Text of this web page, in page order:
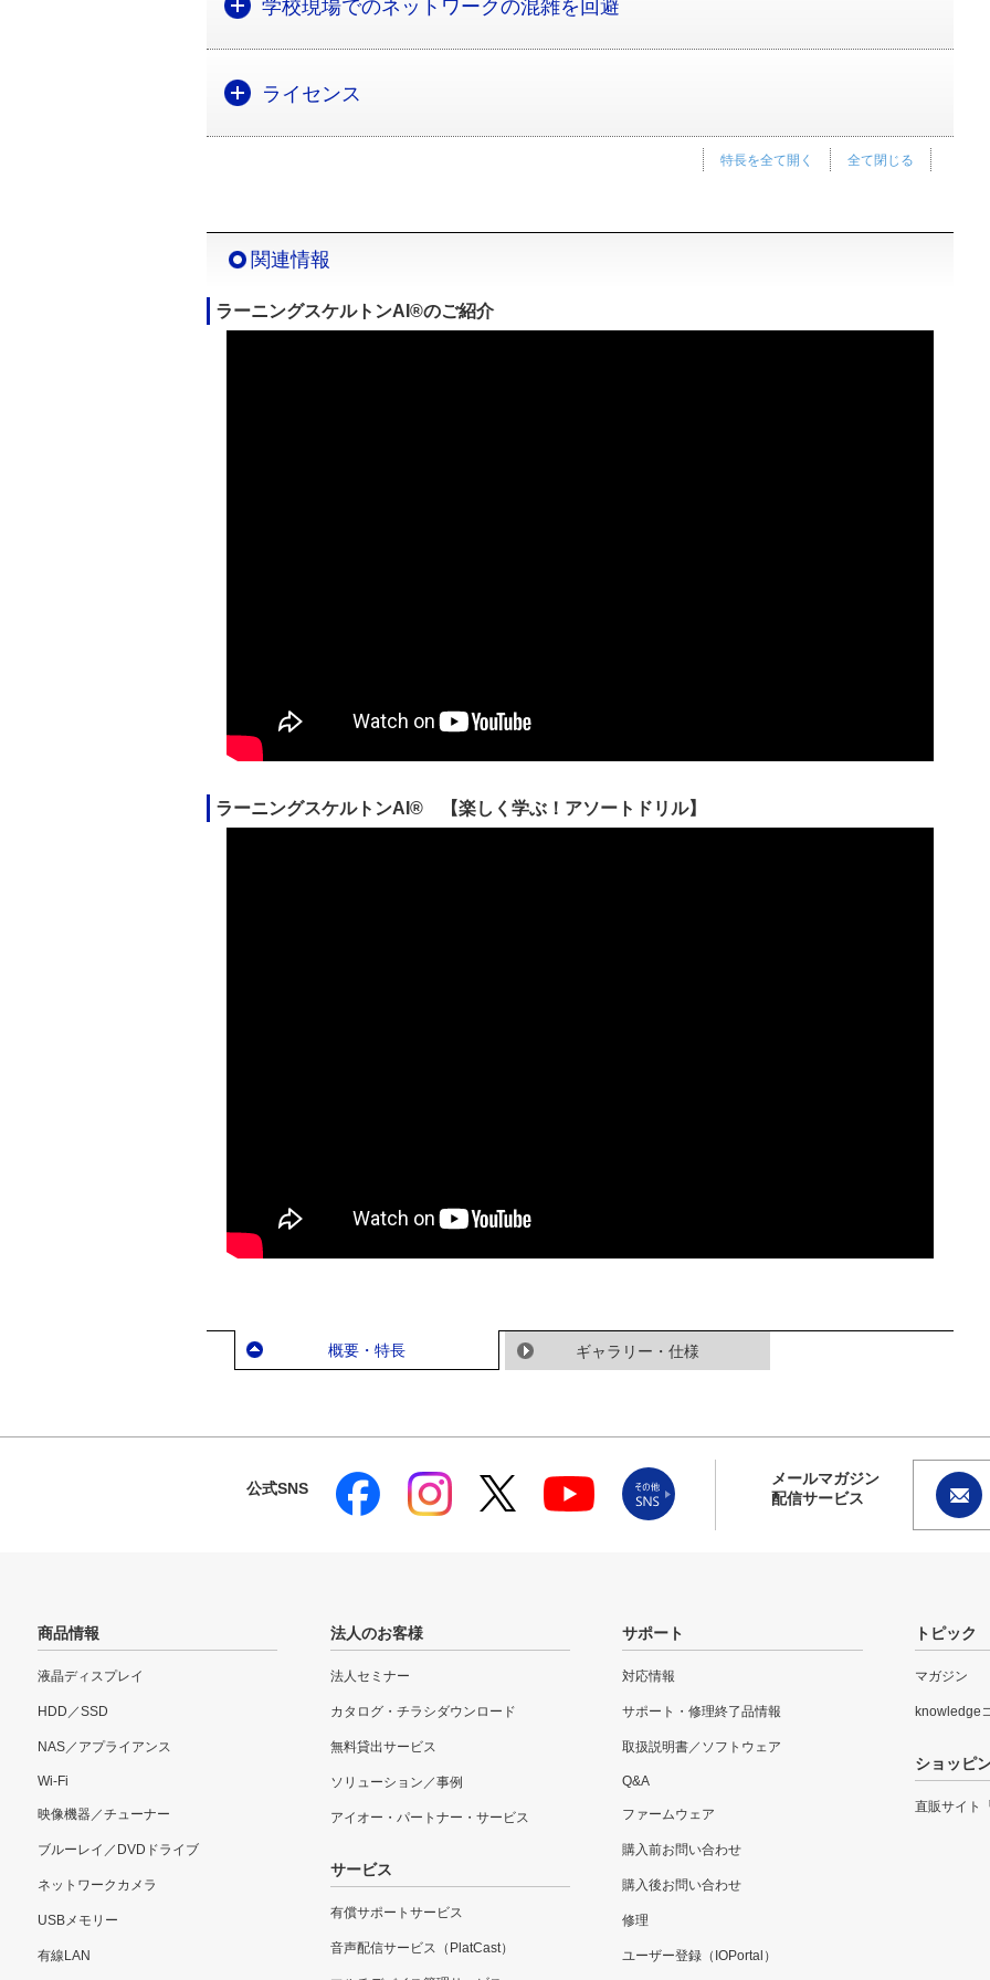
学校現場でのネットワークの混雑を回避
ライセンス
全て閉じる
特長を全て開く
関連情報
ラーニングスケルトンAI®のご紹介
ラーニングスケルトンAI® 【楽しく学ぶ！アソートドリル】
概要・特長 ギャラリー・仕様
公式SNS
メールマガジン
配信サービス
商品情報
液晶ディスプレイ
HDD／SSD
NAS／アプライアンス
Wi-Fi
映像機器／チューナー
ブルーレイ／DVDドライブ
ネットワークカメラ
USBメモリー
有線LAN
法人のお客様
法人セミナー
カタログ・チラシダウンロード
無料貸出サービス
ソリューション／事例
アイオー・パートナー・サービス
サービス
有償サポートサービス
音声配信サービス（PlatCast）
サポート
対応情報
サポート・修理終了品情報
取扱説明書／ソフトウェア
Q&A
ファームウェア
購入前お問い合わせ
購入後お問い合わせ
修理
ユーザー登録（IOPortal）
トピック
マガジン
knowledge
ショッピ
直販サイト